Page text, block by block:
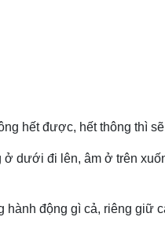
hết được, hết thông thì
đi lên, âm ở trên
động gì cả, riêng giữ